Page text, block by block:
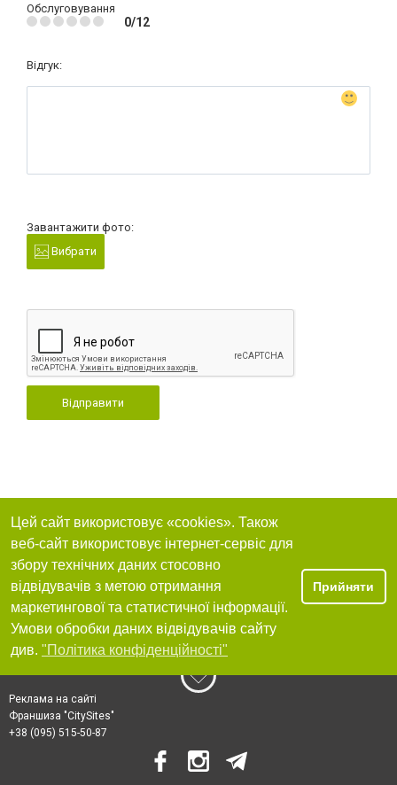
Обслуговування
0/12
Відгук:
Завантажити фото:
Вибрати
Відправити
Цей сайт використовує «cookies». Також
веб-сайт використовує інтернет-сервіс для
збору технічних даних стосовно
відвідувачів з метою отримання
маркетингової та статистичної інформації.
Умови обробки даних відвідувачів сайту
див. "Політика конфіденційності"
Прийняти
Реклама на сайті
Франшиза "CitySites"
+38 (095) 515-50-87